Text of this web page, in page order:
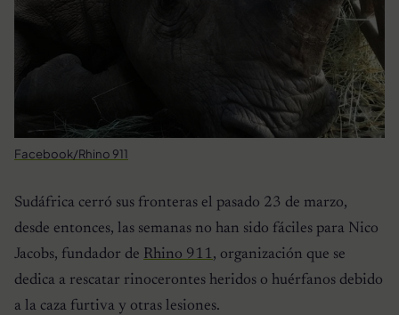
Facebook/Rhino 911
Sudáfrica cerró sus fronteras el pasado 23 de marzo,
desde entonces, las semanas no han sido fáciles para Nico
Jacobs, fundador de Rhino 911, organización que se
dedica a rescatar rinocerontes heridos o huérfanos debido
a la caza furtiva y otras lesiones.